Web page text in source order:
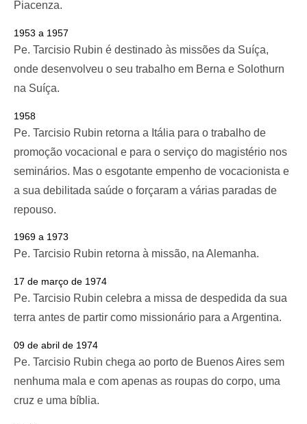
Piacenza.
1953 a 1957
Pe. Tarcisio Rubin é destinado às missões da Suíça,
onde desenvolveu o seu trabalho em Berna e Solothurn
na Suíça.
1958
Pe. Tarcisio Rubin retorna a Itália para o trabalho de
promoção vocacional e para o serviço do magistério nos
seminários. Mas o esgotante empenho de vocacionista e
a sua debilitada saúde o forçaram a várias paradas de
repouso.
1969 a 1973
Pe. Tarcisio Rubin retorna à missão, na Alemanha.
17 de março de 1974
Pe. Tarcisio Rubin celebra a missa de despedida da sua
terra antes de partir como missionário para a Argentina.
09 de abril de 1974
Pe. Tarcisio Rubin chega ao porto de Buenos Aires sem
nenhuma mala e com apenas as roupas do corpo, uma
cruz e uma bíblia.